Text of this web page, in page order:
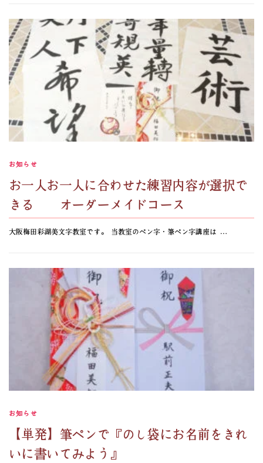
お知らせ
お一人お一人に合わせた練習内容が選択で
きる オーダーメイドコース
大阪梅田彩湖美文字教室です。 当教室のペン字・筆ペン字講座は …
お知らせ
【単発】筆ペンで『のし袋にお名前をきれ
いに書いてみよう』